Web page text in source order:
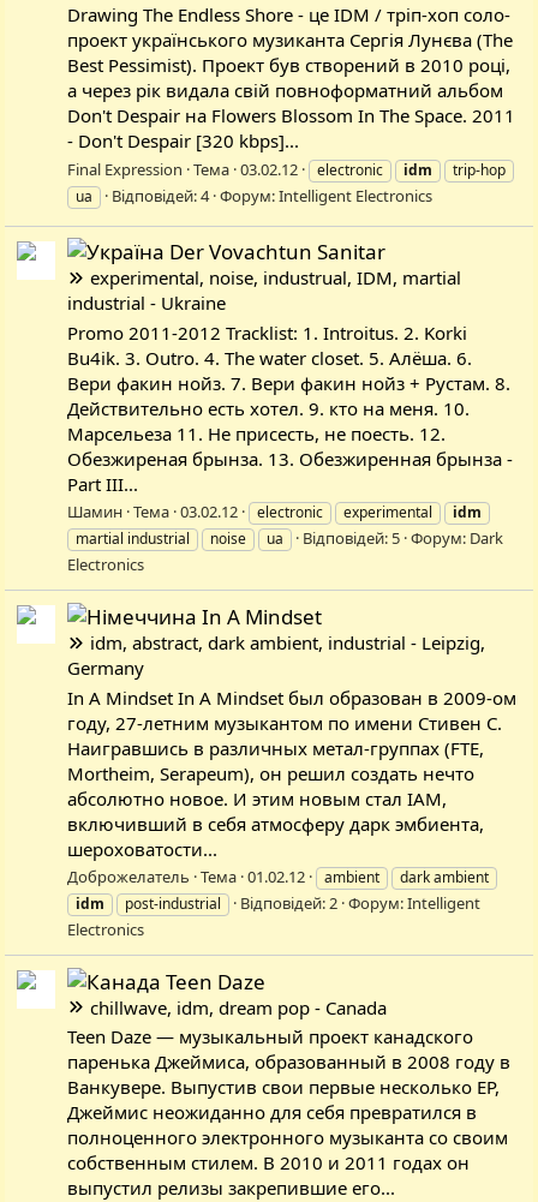
Drawing The Endless Shore - це IDM / тріп-хоп соло-
проект українського музиканта Сергія Лунєва (The
Best Pessimist). Проект був створений в 2010 році,
а через рік видала свій повноформатний альбом
Don't Despair на Flowers Blossom In The Space. 2011
- Don't Despair [320 kbps]...
Final Expression Тема 03.02.12 electronic idm
trip-hop
ua
Відповідей: 4 Форум:Intelligent Electronics
Der Vovachtun Sanitar
experimental, noise, industrual, IDM, martial
industrial - Ukraine
Promo 2011-2012 Tracklist: 1. Introitus. 2. Korki
Bu4ik. 3. Outro. 4. The water closet. 5. Алёша. 6.
Вери факин нойз. 7. Вери факин нойз + Рустам. 8.
Действительно есть хотел. 9. кто на меня. 10.
Марсельеза 11. Не присесть, не поесть. 12.
Обезжиреная брынза. 13. Обезжиренная брынза -
Part III...
Шамин Тема 03.02.12 electronic experimental
idm
martial industrial
noise ua Відповідей: 5 Форум: Dark
Electronics
In A Mindset
idm, abstract, dark ambient, industrial - Leipzig,
Germany
In A Mindset In A Mindset был образован в 2009-ом
году, 27-летним музыкантом по имени Стивен С.
Наигравшись в различных метал-группах (FTE,
Mortheim, Serapeum), он решил создать нечто
абсолютно новое. И этим новым стал IAM,
включивший в себя атмосферу дарк эмбиента,
шероховатости...
Доброжелатель Тема 01.02.12 ambient
dark ambient
idm
post-industrial Відповідей: 2 Форум:Intelligent
Electronics
Teen Daze
chillwave, idm, dream pop - Canada
Teen Daze — музыкальный проект канадского
паренька Джеймиса, образованный в 2008 году в
Ванкувере. Выпустив свои первые несколько EP,
Джеймис неожиданно для себя превратился в
полноценного электронного музыканта со своим
собственным стилем. В 2010 и 2011 годах он
выпустил релизы закрепившие его...